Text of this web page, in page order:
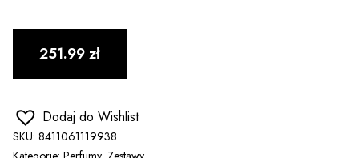
251.99zł
Dodaj do Wishlist
SKU: 8411061119938